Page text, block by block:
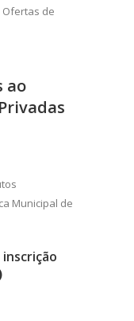
Ofertas de
ao
Municipal de